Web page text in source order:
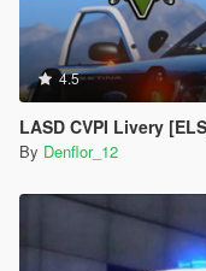
4.5
LASD CVPI Livery
By Denflor_12